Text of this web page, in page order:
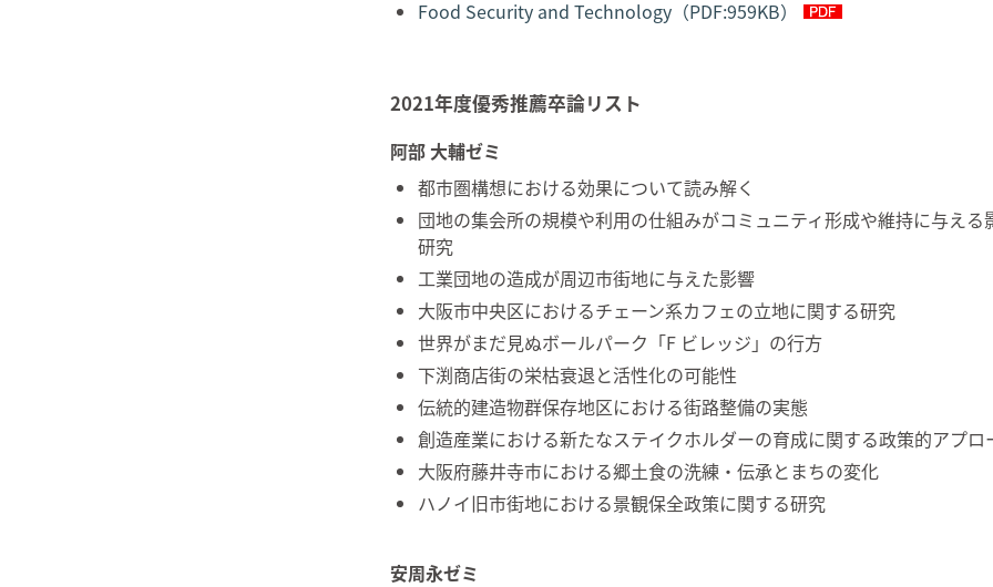
Food Security and Technology（PDF:959KB）
2021年度優秀推薦卒論リスト
阿部 大輔ゼミ
都市圏構想における効果について読み解く
団地の集会所の規模や利用の仕組みがコミュニティ形成や維持に与える
研究
工業団地の造成が周辺市街地に与えた影響
大阪市中央区におけるチェーン系カフェの立地に関する研究
世界がまだ見ぬボールパーク「F ビレッジ」の行方
下渕商店街の栄枯衰退と活性化の可能性
伝統的建造物群保存地区における街路整備の実態
創造産業における新たなステイクホルダーの育成に関する政策的アプロ
大阪府藤井寺市における郷土食の洗練・伝承とまちの変化
ハノイ旧市街地における景観保全政策に関する研究
安周永ゼミ